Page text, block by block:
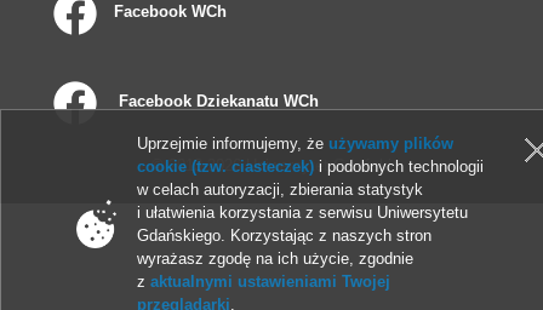
Facebook WCh
Facebook Dziekanatu WCh
© 2013-2026 Uniwersytet Gdański
Uprzejmie informujemy, że używamy plików
cookie (tzw. ciasteczek) i podobnych technologii
w celach autoryzacji, zbierania statystyk
i ułatwienia korzystania z serwisu Uniwersytetu
Gdańskiego. Korzystając z naszych stron
wyrażasz zgodę na ich użycie, zgodnie
zaktualnymi ustawieniami Twojej
przeglądarki.